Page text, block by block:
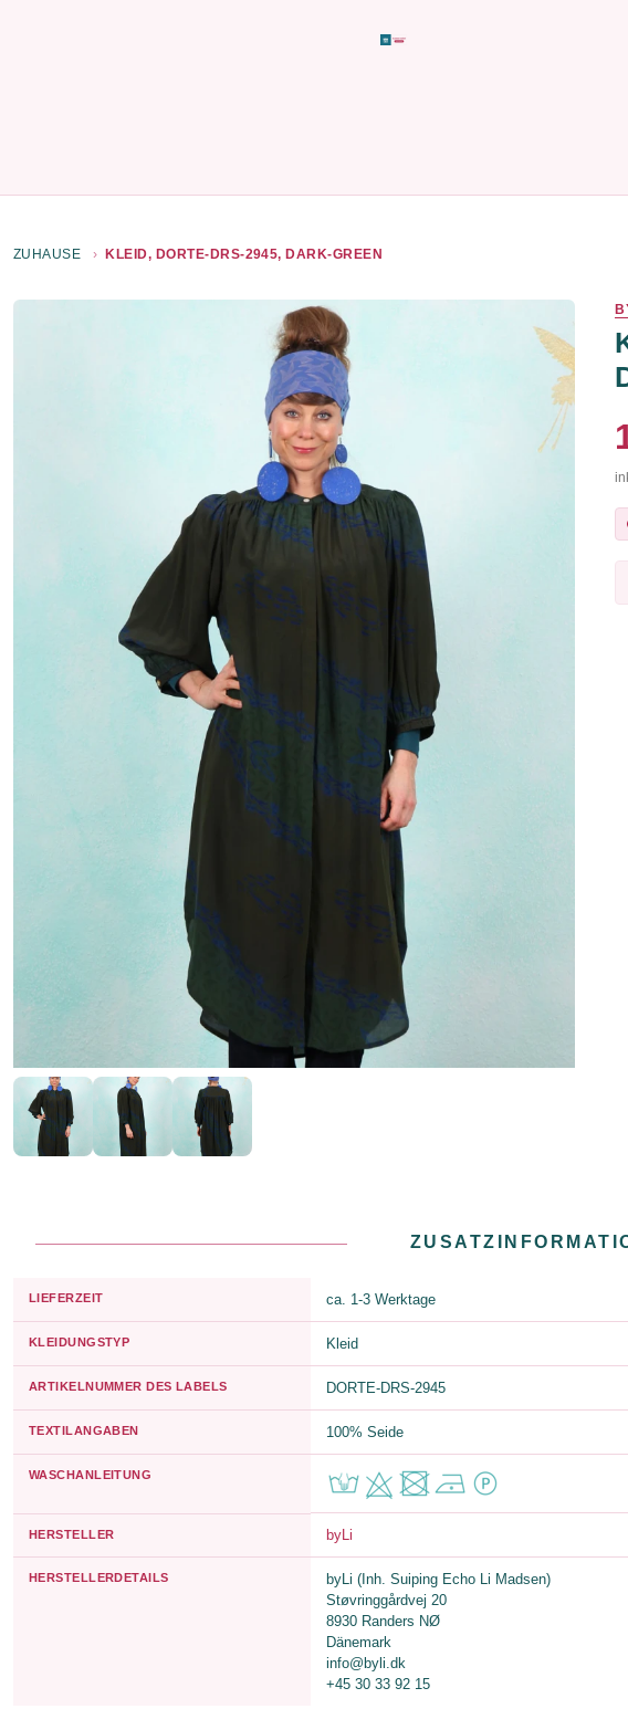
ZUHAUSE KLEID, DORTE-DRS-2945, DARK-GREEN
LIEFERZEIT ca. 1-3 Werktage
KLEIDUNGSTYP Kleid
ARTIKELNUMMER DES LABELS DORTE-DRS-2945
TEXTILANGABEN 100% Seide
WASCHANLEITUNG
HERSTELLER byLi
HERSTELLERDETAILS
byLi (Inh. Suiping Echo Li Madsen)
Støvringgårdvej 20
8930 Randers NØ
Dänemark
info@byli.dk
+45 30 33 92 15